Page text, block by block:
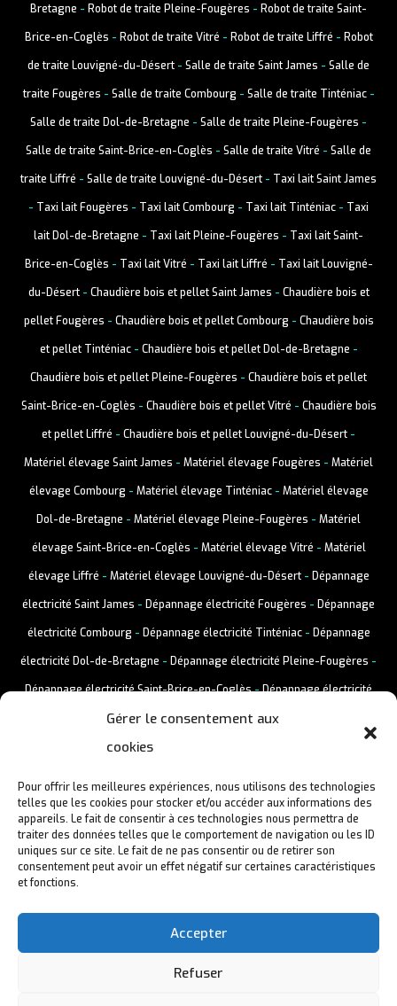
Gérer le consentement aux
cookies
Pour offrir les meilleures expériences, nous utilisons des technologies
telles que les cookies pour stocker et/ou accéder aux informations des
appareils. Le fait de consentir à ces technologies nous permettra de
traiter des données telles que le comportement de navigation ou les ID
uniques sur ce site. Le fait de ne pas consentir ou de retirer son
consentement peut avoir un effet négatif sur certaines caractéristiques
et fonctions.
Accepter
Refuser
Bretagne - Robot de traite Pleine-Fougères - Robot de traite Saint-
Brice-en-Coglès - Robot de traite Vitré - Robot de traite Liffré - Robot
de traite Louvigné-du-Désert - Salle de traite Saint James - Salle de
traite Fougères - Salle de traite Combourg - Salle de traite Tinténiac-
Salle de traite Dol-de-Bretagne - Salle de traite Pleine-Fougères -
Salle de traite Saint-Brice-en-Coglès - Salle de traite Vitré - Salle de
traite Liffré - Salle de traite Louvigné-du-Désert - Taxi lait Saint James
- Taxi lait Fougères - Taxi lait Combourg - Taxi lait Tinténiac - Taxi
lait Dol-de-Bretagne - Taxi lait Pleine-Fougères - Taxi lait Saint-
Brice-en-Coglès - Taxi lait Vitré - Taxi lait Liffré - Taxi lait Louvigné-
du-Désert - Chaudière bois et pellet Saint James - Chaudière bois et
pellet Fougères - Chaudière bois et pellet Combourg - Chaudière bois
et pellet Tinténiac- Chaudière bois et pellet Dol-de-Bretagne -
Chaudière bois et pellet Pleine-Fougères - Chaudière bois et pellet
Saint-Brice-en-Coglès - Chaudière bois et pellet Vitré - Chaudière bois
et pellet Liffré - Chaudière bois et pellet Louvigné-du-Désert -
Matériel élevage Saint James - Matériel élevage Fougères - Matériel
élevage Combourg - Matériel élevage Tinténiac- Matériel élevage
Dol-de-Bretagne - Matériel élevage Pleine-Fougères - Matériel
élevage Saint-Brice-en-Coglès - Matériel élevage Vitré - Matériel
élevage Liffré - Matériel élevage Louvigné-du-Désert- Dépannage
électricité Saint James - Dépannage électricité Fougères - Dépannage
électricité Combourg - Dépannage électricité Tinténiac- Dépannage
électricité Dol-de-Bretagne - Dépannage électricité Pleine-Fougères -
Dépannage électricité Saint-Brice-en-Coglès-Dépannage électricité
Dépannage électricité Liffré-Dépannage électricité Louvigné-